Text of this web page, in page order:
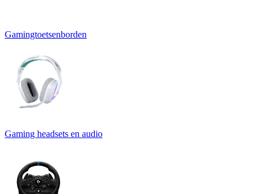
Gamingtoetsenborden
Gaming headsets en audio